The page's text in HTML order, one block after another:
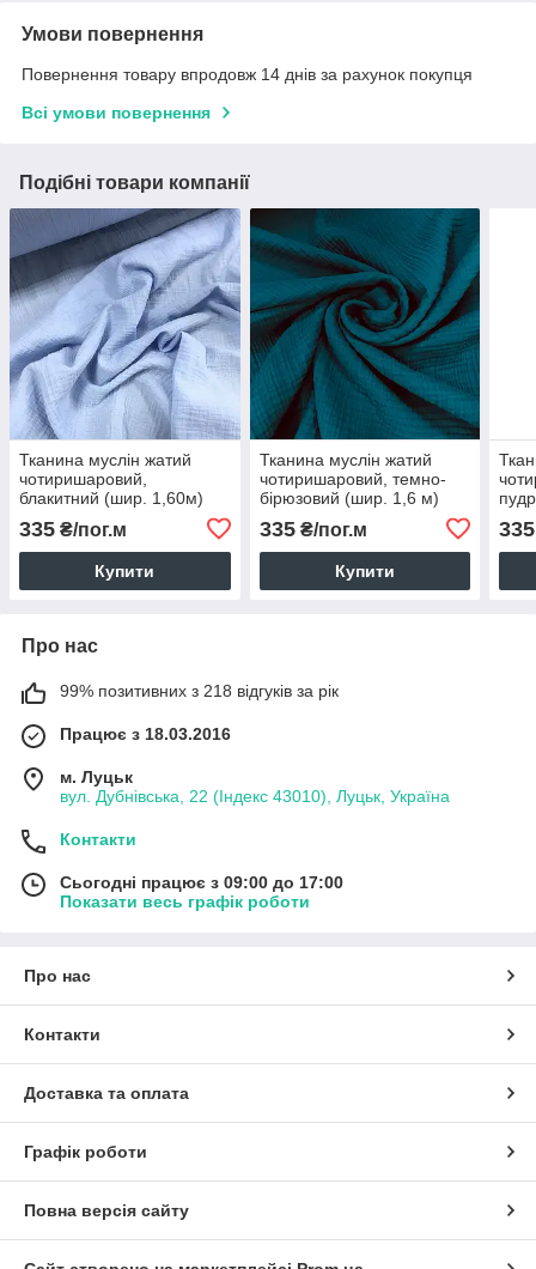
Умови повернення
Повернення товару впродовж 14 днів за рахунок покупця
Всі умови повернення
Подібні товари компанії
Тканина муслін жатий
чотиришаровий,
блакитний (шир. 1,60м)
335 ₴/пог.м
Купити
Тканина муслін жатий
чотиришаровий, темно-
бірюзовий (шир. 1,6 м)
335₴/пог.м
Купити
335
Про нас
99% позитивних з 218 відгуків за рік
Працює з 18.03.2016
м. Луцьк
вул. Дубнівська, 22 (Індекс 43010), Луцьк, Україна
Контакти
Сьогодні працює з 09:00 до 17:00
Показати весь графік роботи
Про нас
Контакти
Доставка та оплата
Графік роботи
Повна версія сайту